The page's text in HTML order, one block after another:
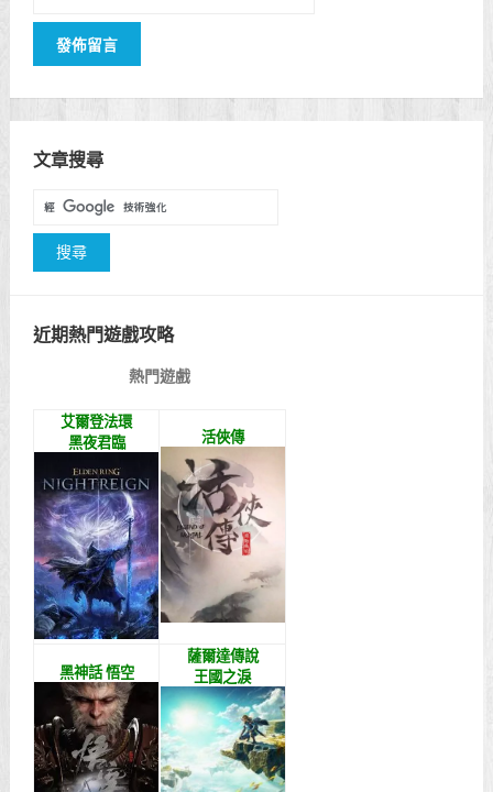
文章搜尋
近期熱門遊戲攻略
熱門遊戲
艾爾登法環
黑夜君臨
活俠傳
黑神話 悟空
薩爾達傳說
王國之淚